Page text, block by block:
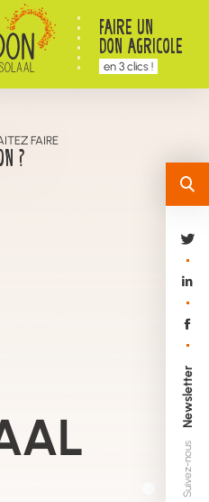
FAIRE UN
DON AGRICOLE
en 3 clics !
FAIRE
?
Suivez-nous
Newsletter